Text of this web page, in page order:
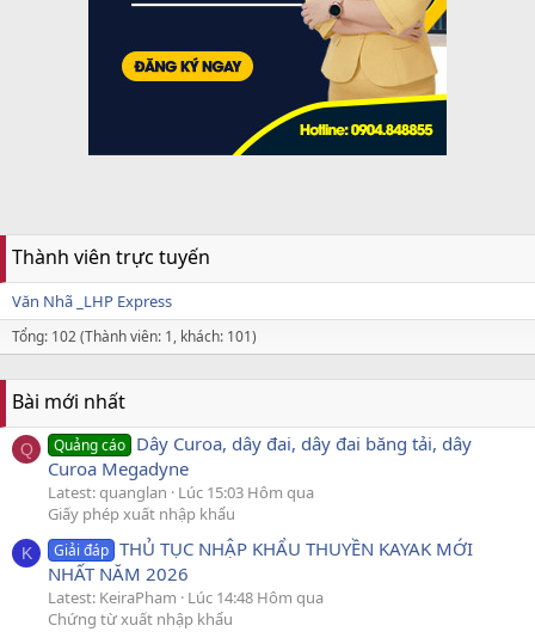
Thành viên trực tuyến
Văn Nhã _LHP Express
Tổng: 102 (Thành viên: 1, khách: 101)
Bài mới nhất
Q Quảng cáo Dây Curoa, dây đai, dây đai băng tải, dây
Curoa Megadyne
Latest: quanglan
Lúc 15:03 Hôm qua
Giấy phép xuất nhập khẩu
K Giải đáp THỦ TỤC NHẬP KHẨU THUYỀN KAYAK MỚI
NHẤT NĂM 2026
Latest: KeiraPham
Lúc 14:48 Hôm qua
Chứng từ xuất nhập khẩu